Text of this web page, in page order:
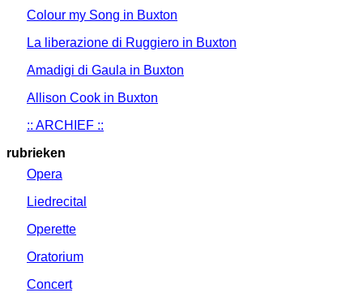
Colour my Song in Buxton
La liberazione di Ruggiero in Buxton
Amadigi di Gaula in Buxton
Allison Cook in Buxton
:: ARCHIEF ::
rubrieken
Opera
Liedrecital
Operette
Oratorium
Concert